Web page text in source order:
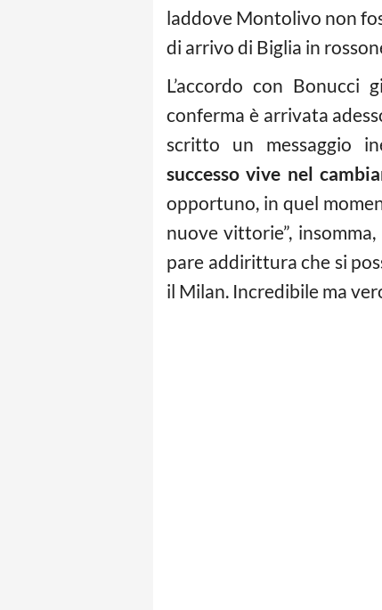
laddove Montolivo non
di arrivo di Biglia in
L’accordo con Bonucci
conferma è arrivata
scritto un messaggio
successo vive nel
opportuno, in quel
nuove vittorie”,
pare addirittura che si
il Milan. Incredibile ma